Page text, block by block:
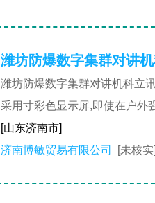
潍坊防爆数字集群对讲
潍坊防爆数字集群对讲机科立
采用寸彩色显示屏,即使在户外
[山东济南市]
济南博敏贸易有限公司
[未核